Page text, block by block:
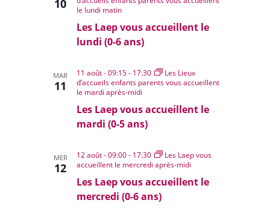
c
h
e
n
v
a
t
i
e
i
u
10
Les Laep vous accueillent le
lundi (0-6 ans)
le lundi matin
MAR
11
Les Laep vous accueillent le
mardi (0-5 ans)
11 août - 09:15- 17:30
Les Lieux
d’accueils enfants parents vous accueillent
le mardi après-midi
MER
12
Les Laep vous accueillent le
mercredi (0-6 ans)
12 août - 09:00- 17:30
Les Laep vous
accueillent le mercredi après-midi